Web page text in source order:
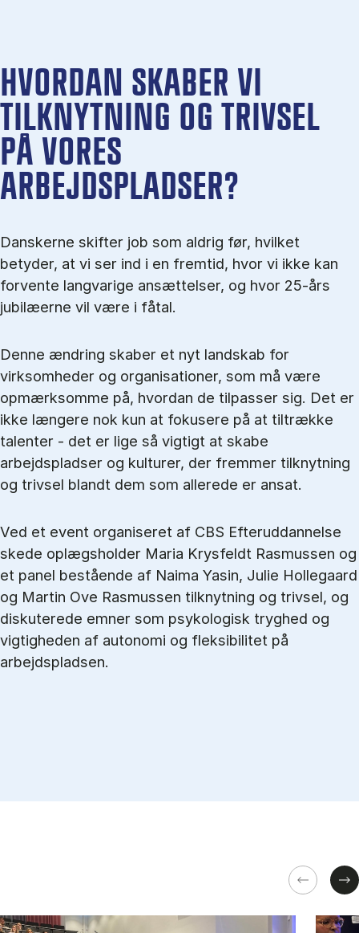
HVORDAN SKABER VI
TILKNYTNING OG TRIVSEL
PÅ VORES
ARBEJDSPLADSER?
Danskerne skifter job som aldrig før, hvilket
betyder, at vi ser ind i en fremtid, hvor vi ikke kan
forvente langvarige ansættelser, og hvor 25-års
jubilæerne vil være i fåtal.
Denne ændring skaber et nyt landskab for
virksomheder og organisationer, som må være
opmærksomme på, hvordan de tilpasser sig. Det er
ikke længere nok kun at fokusere på at tiltrække
talenter - det er lige så vigtigt at skabe
arbejdspladser og kulturer, der fremmer tilknytning
og trivsel blandt dem som allerede er ansat.
Ved et event organiseret af CBS Efteruddannelse
skede oplægsholder Maria Krysfeldt Rasmussen og
et panel bestående af Naima Yasin, Julie Hollegaard
og Martin Ove Rasmussen tilknytning og trivsel, og
diskuterede emner som psykologisk tryghed og
vigtigheden af autonomi og fleksibilitet på
arbejdspladsen.